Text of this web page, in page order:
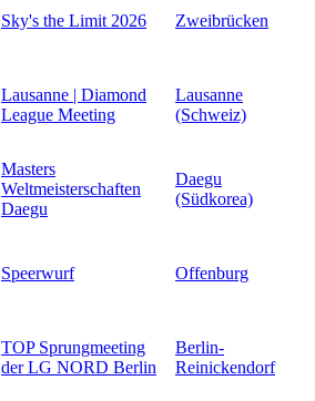
Sky's the Limit 2026 Zweibrücken
Lausanne | Diamond
League Meeting
Lausanne
(Schweiz)
Masters
Weltmeisterschaften
Daegu
Daegu
(Südkorea)
Speerwurf Offenburg
TOP Sprungmeeting
der LG NORD Berlin
Berlin-
Reinickendorf